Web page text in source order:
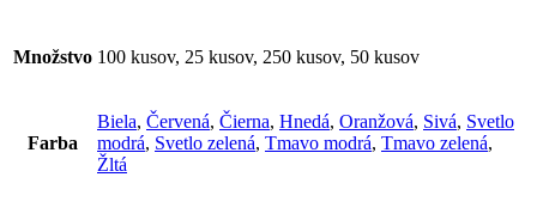
Množstvo 100 kusov, 25 kusov, 250 kusov, 50 kusov
Farba
Biela, Červená, Čierna, Hnedá, Oranžová, Sivá, Svetlo
modrá, Svetlo zelená, Tmavo modrá, Tmavo zelená,
Žltá